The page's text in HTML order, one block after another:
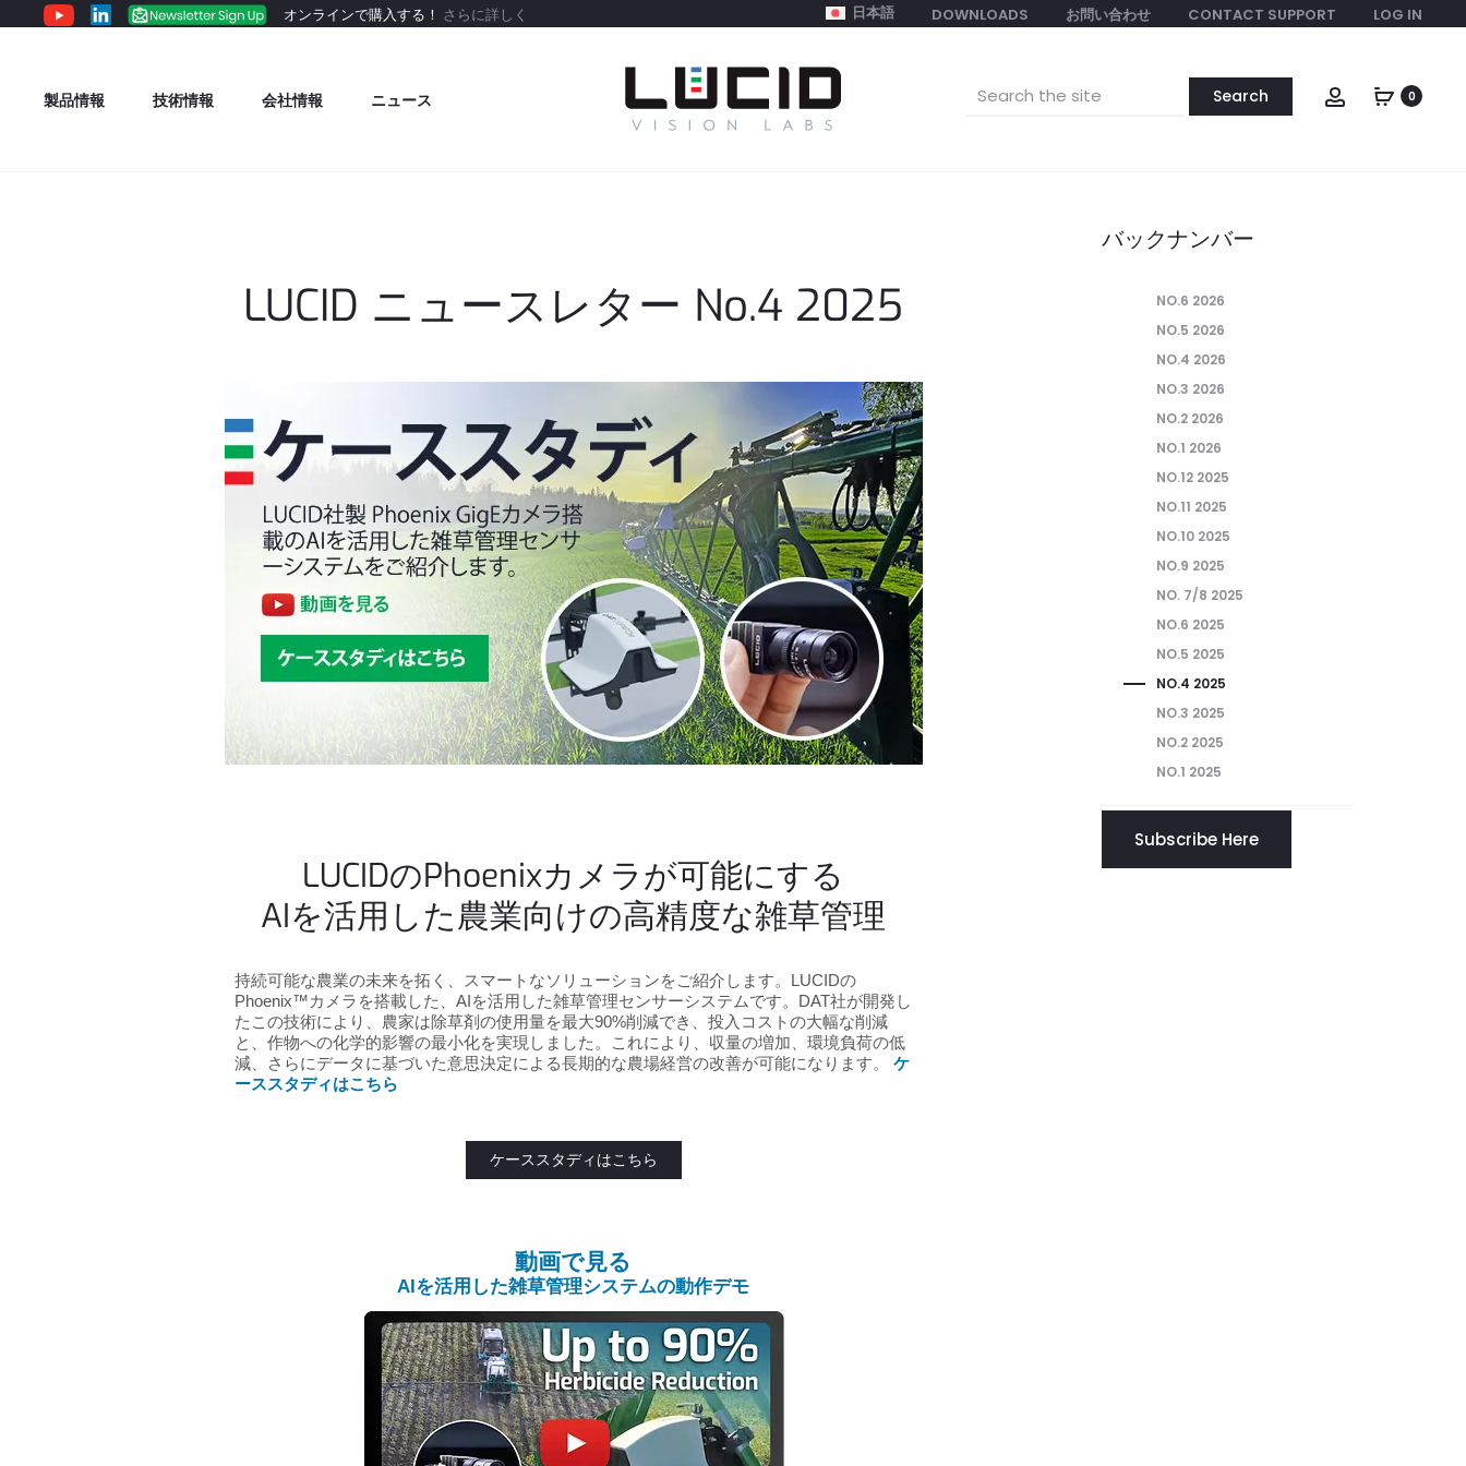
オンラインで購入する！ さらに詳しく 日本語 DOWNLOADS お問い合わせ CONTACT SUPPORT LOG IN
製品情報 技術情報 会社情報 ニュース
Search
Account0
LUCID ニュースレター No.4 2025
LUCIDのPhoenixカメラが可能にする
AIを活用した農業向けの高精度な雑草管理
持続可能な農業の未来を拓く、スマートなソリューションをご紹介します。LUCIDの
Phoenix™カメラを搭載した、AIを活用した雑草管理センサーシステムです。DAT社が開発し
たこの技術により、農家は除草剤の使用量を最大90%削減でき、投入コストの大幅な削減
と、作物への化学的影響の最小化を実現しました。これにより、収量の増加、環境負荷の低
減、さらにデータに基づいた意思決定による長期的な農場経営の改善が可能になります。ケ
ーススタディはこちら
ケーススタディはこちら
動画で見る
AIを活用した雑草管理システムの動作デモ
バックナンバー
NO.6 2026
NO.5 2026
NO.4 2026
NO.3 2026
NO.2 2026
NO.1 2026
NO.12 2025
NO.11 2025
NO.10 2025
NO.9 2025
NO. 7/8 2025
NO.6 2025
NO.5 2025
NO.4 2025
NO.3 2025
NO.2 2025
NO.1 2025
Subscribe Here